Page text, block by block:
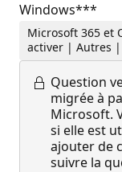
Windows***
Microsoft 365 et
activer | Autres |
Question
migrée à
Microsoft.
si elle est
ajouter de
suivre la